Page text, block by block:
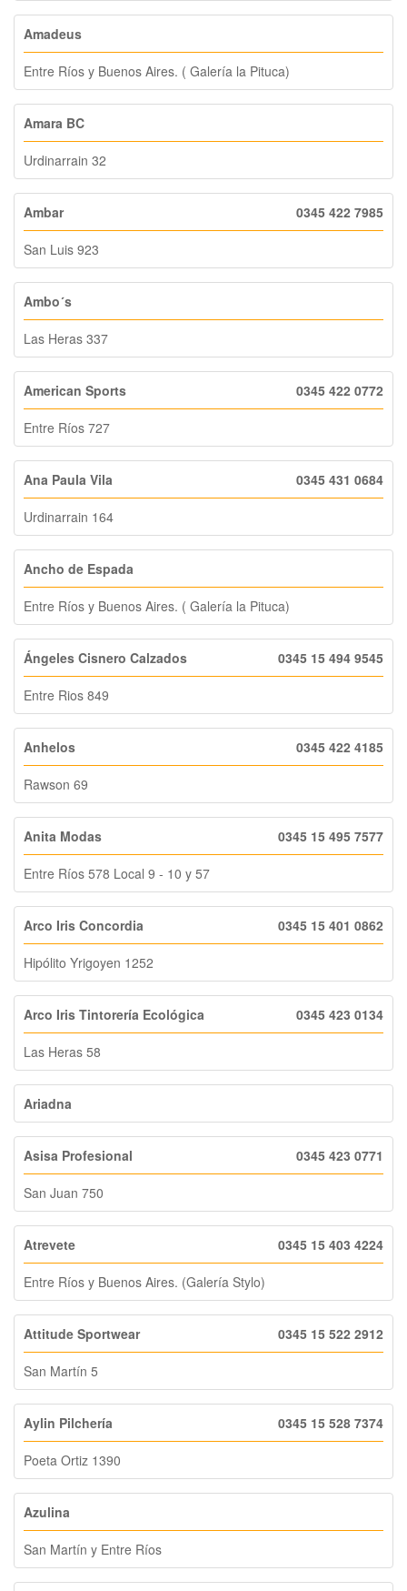
Amadeus
Entre Ríos y Buenos Aires. ( Galería la Pituca)
Amara BC
Urdinarrain 32
Ambar 0345 422 7985
San Luis 923
Ambo´s
Las Heras 337
American Sports 0345 422 0772
Entre Ríos 727
Ana Paula Vila 0345 431 0684
Urdinarrain 164
Ancho de Espada
Entre Ríos y Buenos Aires. ( Galería la Pituca)
Ángeles Cisnero Calzados 0345 15 494 9545
Entre Rios 849
Anhelos 0345 422 4185
Rawson 69
Anita Modas 0345 15 495 7577
Entre Ríos 578 Local 9 - 10 y 57
Arco Iris Concordia 0345 15 401 0862
Hipólito Yrigoyen 1252
Arco Iris Tintorería Ecológica 0345 423 0134
Las Heras 58
Ariadna
Asisa Profesional 0345 423 0771
San Juan 750
Atrevete 0345 15 403 4224
Entre Ríos y Buenos Aires. (Galería Stylo)
Attitude Sportwear 0345 15 522 2912
San Martín 5
Aylin Pilchería 0345 15 528 7374
Poeta Ortiz 1390
Azulina
San Martín y Entre Ríos